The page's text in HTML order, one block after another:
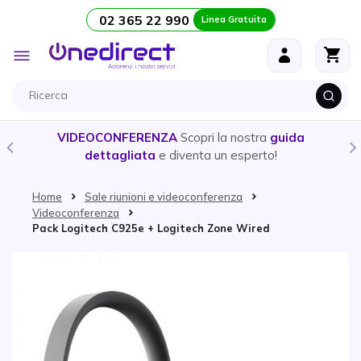
Salta al contenuto 02 365 22 990 Linea Gratuita
Toggle
Nav
VIDEOCONFERENZA Scopri la nostra guida
dettagliata e diventa un esperto!
Home
Sale riunioni e videoconferenza
Videoconferenza
Pack Logitech C925e + Logitech Zone Wired